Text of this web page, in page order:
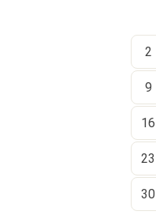
2
9
16
23
30